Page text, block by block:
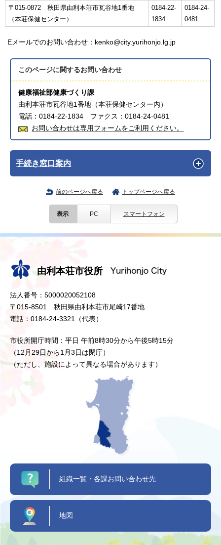
〒015-0872 秋田県由利本荘市瓦谷地1番地
（本荘保健センター）
0184-22-
1834
0184-24-
0481
Eメールでのお問い合わせ：kenko@city.yurihonjo.lg.jp
このページに関するお問い合わせ
健康福祉部健康づくり課
由利本荘市瓦谷地1番地（本荘保健センター内）
電話：0184-22-1834 ファクス：0184-24-0481
お問い合わせは専用フォームをご利用ください。
手続き窓口案内
前のページへ戻る トップページへ戻る
表示 PC スマートフォン
由利本荘市役所
法人番号：5000020052108
〒015-8501 秋田県由利本荘市尾崎17番地
電話：0184-24-3321（代表）
市役所開庁時間：平日 午前8時30分から午後5時15分
（12月29日から1月3日は閉庁）
（ただし、施設によって異なる場合があります）
組織一覧・各課お問い合わせ先
地図